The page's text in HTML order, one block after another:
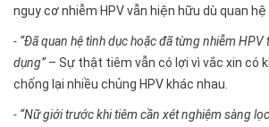
nguy cơ nhiễm HPV vẫn hiện hữu dù quan
- “Đã quan hệ tình dục hoặc đã từng nhiễm
dụng”– Sự thật tiêm vẫn có lợi vì vắc xin có
chống lại nhiều chủng HPV khác nhau.
- “Nữ giới trước khi tiêm cần xét nghiệm sàng